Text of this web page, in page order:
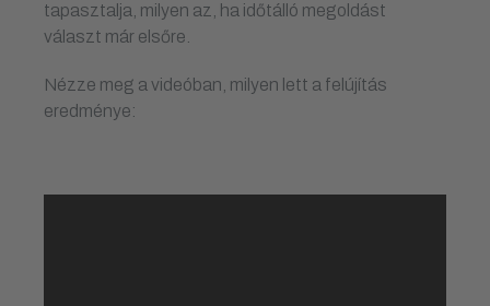
tapasztalja, milyen az, ha időtálló megoldást
választ már elsőre.
Nézze meg a videóban, milyen lett a felújítás
eredménye: